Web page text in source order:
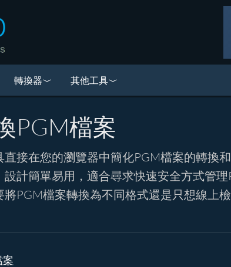
轉換器 其他工具
PGM檔案
直接在您的瀏覽器中簡化PGM檔案的轉換
設計簡單易用，適合尋求快速安全方式管
PGM檔案轉換為不同格式還是只想線上
案